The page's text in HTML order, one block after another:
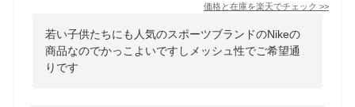
価格と在庫を楽天でチェック >>
若い子供たちにも人気のスポーツブランドのNikeの
商品なのでかっこよいですしメッシュ性でご希望通
りです